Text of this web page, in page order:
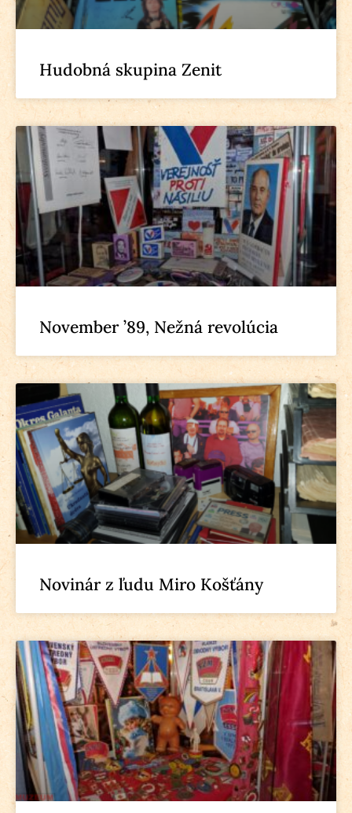
Hudobná skupina Zenit
November ’89, Nežná revolúcia
Novinár z ľudu Miro Košťány